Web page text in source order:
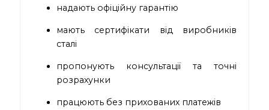
надають офіційну гарантію
мають сертифікати від виробників
сталі
пропонують консультації та точні
розрахунки
працюють без прихованих платежів